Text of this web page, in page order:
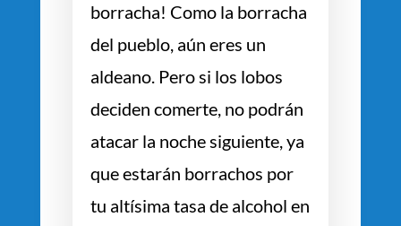
borracha! Como la borracha
del pueblo, aún eres un
aldeano. Pero si los lobos
deciden comerte, no podrán
atacar la noche siguiente, ya
que estarán borrachos por
tu altísima tasa de alcohol en